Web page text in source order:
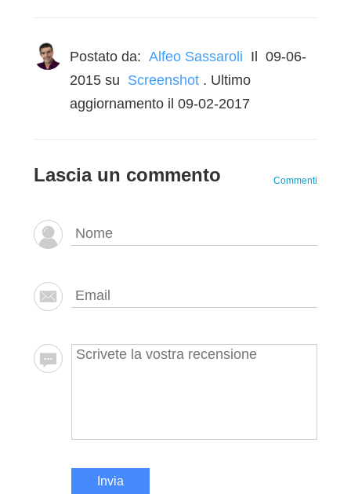
Postato da: Alfeo Sassaroli Il 09-06-
2015su Screenshot . Ultimo
aggiornamento il 09-02-2017
Lascia un commento Commenti
Invia